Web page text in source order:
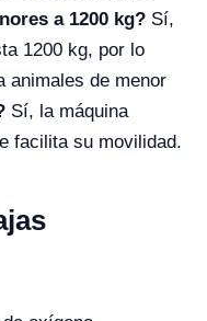
a 1200 kg? Sí,
1200 kg, por lo
animales de menor
Sí, la máquina
facilita su movilidad.